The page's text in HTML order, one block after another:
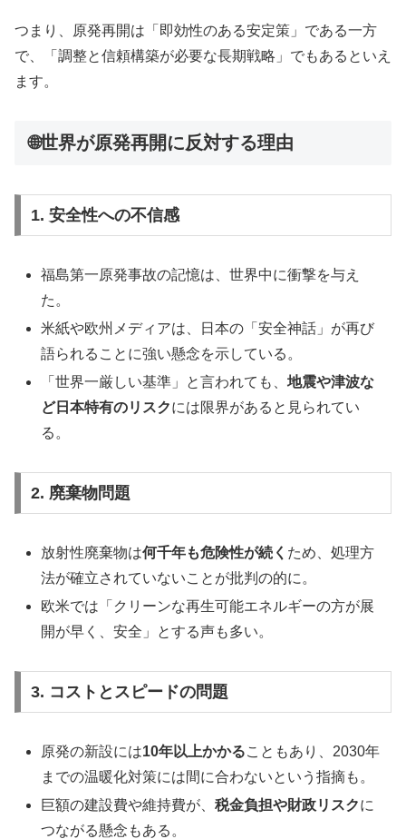
つまり、原発再開は「即効性のある安定策」である一方
で、「調整と信頼構築が必要な長期戦略」でもあるといえ
ます。
🌐世界が原発再開に反対する理由
1. 安全性への不信感
福島第一原発事故の記憶は、世界中に衝撃を与え
た。
米紙や欧州メディアは、日本の「安全神話」が再び
語られることに強い懸念を示している。
「世界一厳しい基準」と言われても、地震や津波な
ど日本特有のリスクには限界があると見られてい
る。
2. 廃棄物問題
放射性廃棄物は何千年も危険性が続く ため、処理方
法が確立されていないことが批判の的に。
欧米では「クリーンな再生可能エネルギーの方が展
開が早く、安全」とする声も多い。
3. コストとスピードの問題
原発の新設には10年以上かかることもあり、2030年
までの温暖化対策には間に合わないという指摘も。
巨額の建設費や維持費が、税金負担や財政リスクに
つながる懸念もある。